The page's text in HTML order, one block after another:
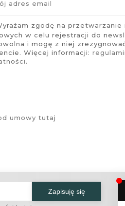
zgodę na przetwarzanie
w celu rejestracji do
i mogę z niej
Więcej informacji:
.
umowy tutaj